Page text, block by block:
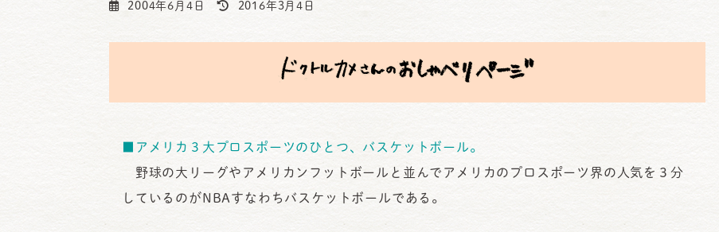
2004年6月4日
最
2016年3月4日
■アメリカ３大プロスポーツのひとつ、バスケットボール。
野球の大リーグやアメリカンフットボールと並んでアメリカのプロスポーツ界の人気を３分
しているのがNBAすなわちバスケットボールである。